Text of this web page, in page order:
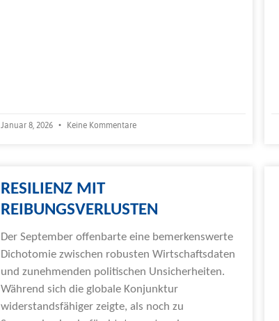
Januar 8, 2026 Keine Kommentare
RESILIENZ MIT
REIBUNGSVERLUSTEN
Der September offenbarte eine bemerkenswerte
Dichotomie zwischen robusten Wirtschaftsdaten
und zunehmenden politischen Unsicherheiten.
Während sich die globale Konjunktur
widerstandsfähiger zeigte, als noch zu